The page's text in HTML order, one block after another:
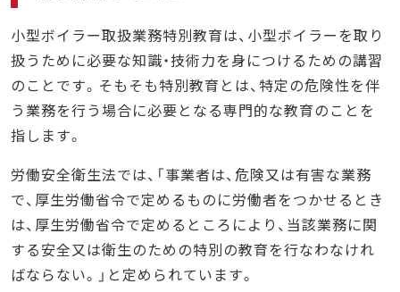
小型ボイラー取扱業務特別教育は、小型ボイラーを取り
扱うために必要な知識・技術力を身につけるための講習
のことです。そもそも特別教育とは、特定の危険性を伴
う業務を行う場合に必要となる専門的な教育のことを
指します。
労働安全衛生法では、「事業者は、危険又は有害な業務
で、厚生労働省令で定めるものに労働者をつかせるとき
は、厚生労働省令で定めるところにより、当該業務に関
する安全又は衛生のための特別の教育を行なわなけれ
ばならない。」と定められています。